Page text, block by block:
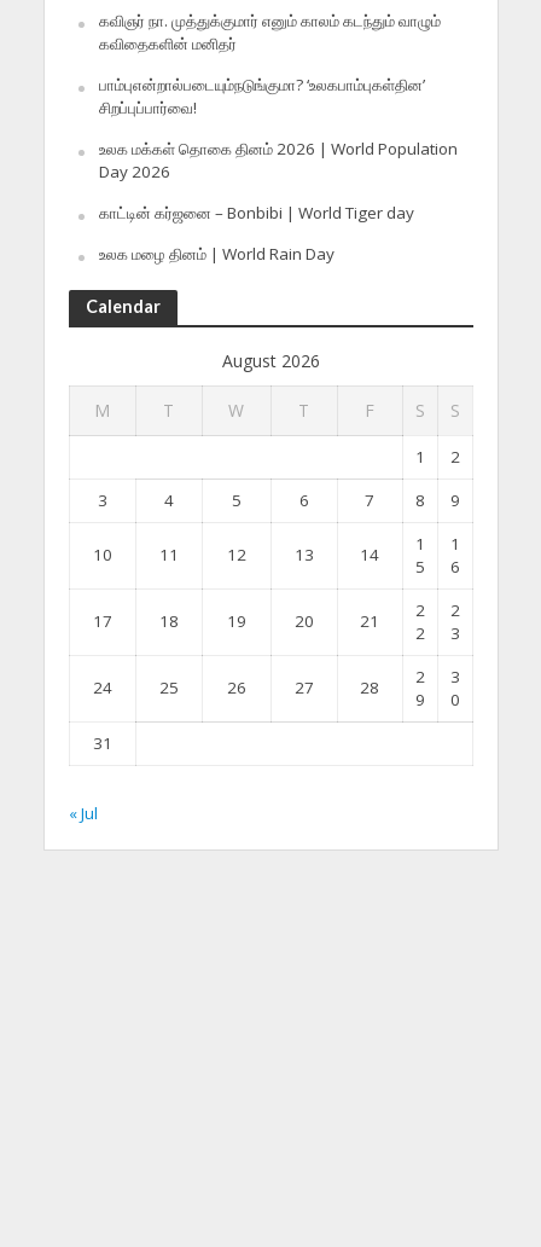
கவிஞர் நா. முத்துக்குமார் எனும் காலம் கடந்தும் வாழும்
கவிதைகளின் மனிதர்
பாம்புஎன்றால்படையும்நடுங்குமா? ‘உலகபாம்புகள்தின’
சிறப்புப்பார்வை!
உலக மக்கள் தொகை தினம் 2026 | World Population
Day 2026
காட்டின் கர்ஜனை – Bonbibi | World Tiger day
உலக மழை தினம் | World Rain Day
Calendar
August 2026
M T W T F S S
1
2
3
4 5 6 7 8 9
10 11 12 13 14
1
5
1
6
17 18 19 20 21
2
2
2
3
24 25 26 27 28
2
9
3
0
31
« Jul